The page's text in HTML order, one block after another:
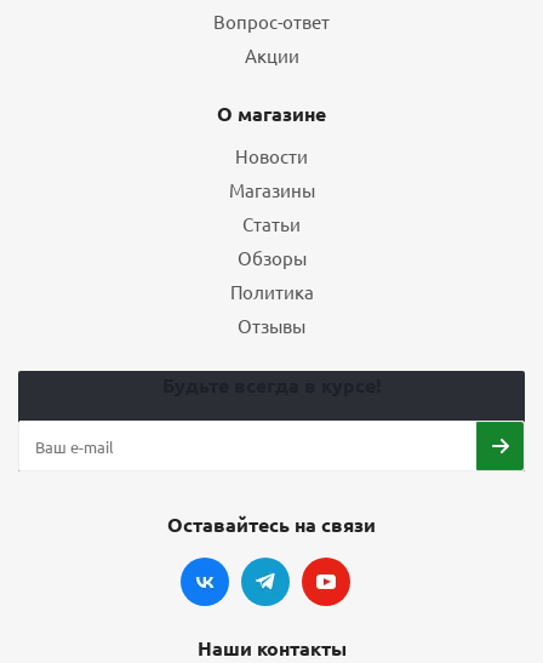
Вопрос-ответ
Акции
О магазине
Новости
Магазины
Статьи
Обзоры
Политика
Отзывы
Оставайтесь на связи
Наши контакты